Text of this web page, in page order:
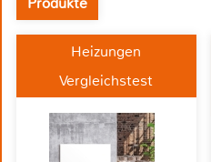
Heizungen
Vergleichstest